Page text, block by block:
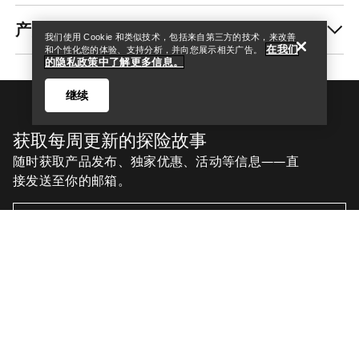
Help
我们使用 Cookie 和类似技术，包括来自第三方的技术，来改善
和个性化您的体验、支持分析，并向您展示相关广告。
在我们
的隐私政策中了解更多信息。
继续